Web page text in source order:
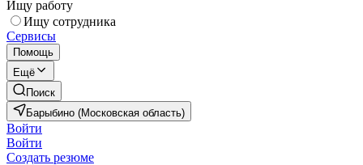
Ищу работу
Ищу сотрудника
Сервисы
Помощь
Ещё
Поиск
Барыбино (Московская область)
Войти
Войти
Создать резюме